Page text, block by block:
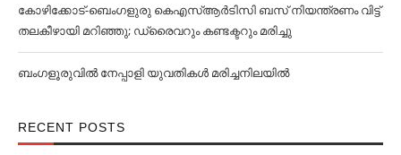
കോഴിക്കോട്-ബെംഗളുരു കെഎസ്ആർടിസി ബസ് നിയന്ത്രണം വിട്ട്
തലകീഴായി മറിഞ്ഞു; ഡ്രൈവറും കണ്ടക്ട‌റും മരിച്ചു
ബംഗളൂരുവില്‍ നേപ്പാളി യുവതികള്‍ മരിച്ചനിലയില്‍
RECENT POSTS